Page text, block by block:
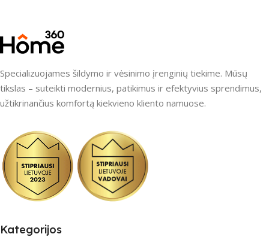
Specializuojames šildymo ir vėsinimo įrenginių tiekime. Mūsų
tikslas – suteikti modernius, patikimus ir efektyvius sprendimus,
užtikrinančius komfortą kiekvieno kliento namuose.
Kategorijos